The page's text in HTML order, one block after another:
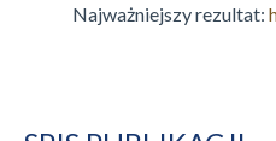
Najważniejszy rezultat: